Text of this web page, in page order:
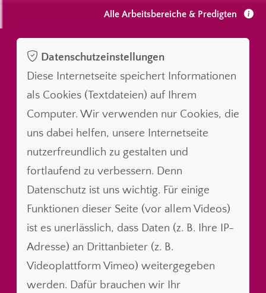
Alle Arbeitsbereiche & Predigten
Datenschutzeinstellungen
Diese Internetseite speichert Informationen
als Cookies (Textdateien) auf Ihrem
Computer. Wir verwenden nur Cookies, die
uns dabei helfen, unsere Internetseite
nutzerfreundlich zu gestalten und
fortlaufend zu verbessern. Denn
Datenschutz ist uns wichtig. Für einige
Funktionen dieser Seite (vor allem Videos)
ist es unerlässlich, dass Daten (z. B. Ihre IP-
Adresse) an Drittanbieter (z. B.
Videoplattform Vimeo) weitergegeben
werden. Dafür brauchen wir Ihr